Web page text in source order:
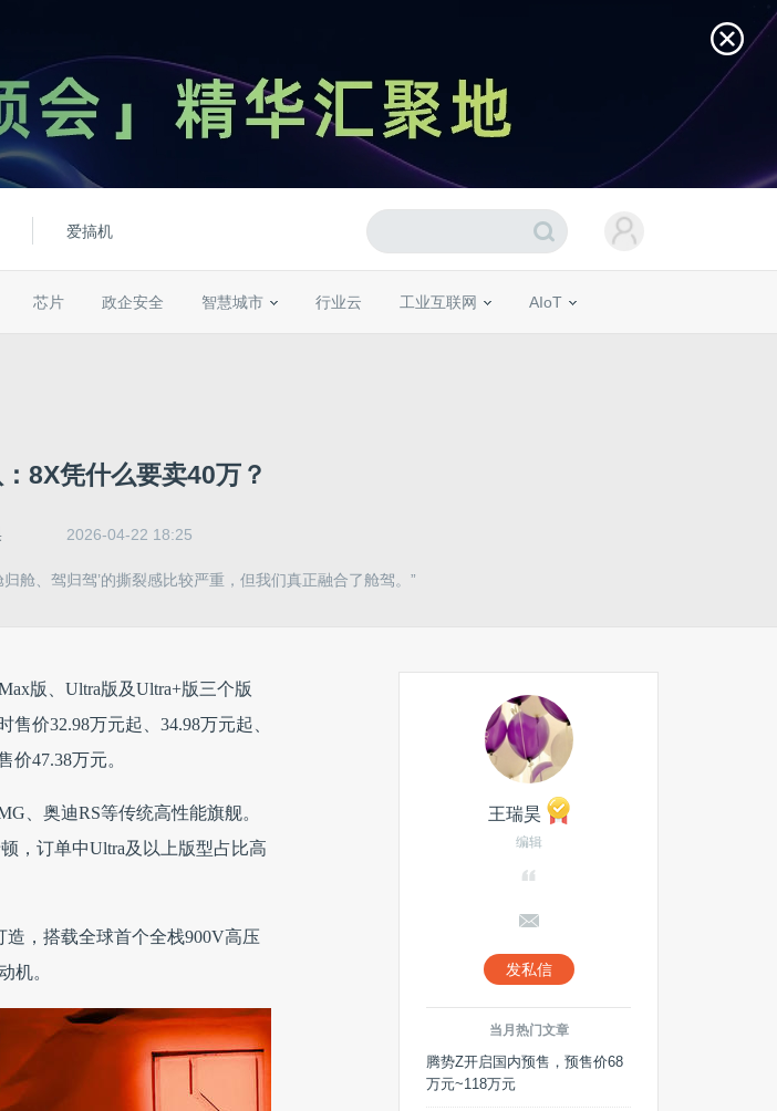
爱搞机
芯片 政企安全 智慧城市 行业云 工业互联网 AIoT
8X凭什么要卖40万？
2026-04-22 18:25
舱、驾归驾’的撕裂感比较严重，但我们真正融合了舱驾。”
版、Ultra版及Ultra+版三个版
价32.98万元起、34.98万元起、
47.38万元。
、奥迪RS等传统高性能旗舰。
，订单中Ultra及以上版型占比高
，搭载全球首个全栈900V高压
机。
王瑞昊
编辑
发私信
当月热门文章
腾势Z开启国内预售，预售价68
万元~118万元